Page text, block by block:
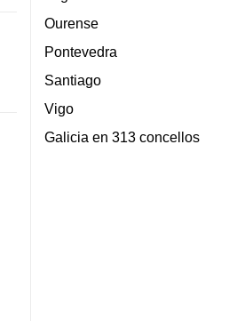
Ourense
Pontevedra
Santiago
Vigo
Galicia en 313 concellos